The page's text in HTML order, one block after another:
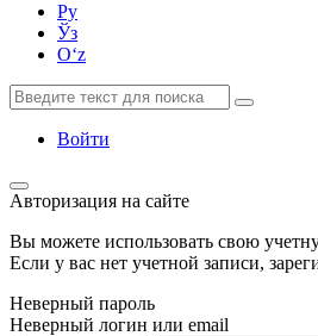
Ру
Ўз
Oʻz
Войти
Авторизация на сайте
Вы можете использовать свою
Если у вас нет учетной записи,
Неверный пароль
Неверный логин или email